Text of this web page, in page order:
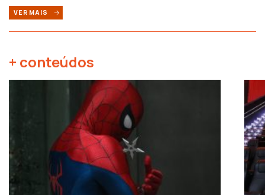
VER MAIS
+ conteúdos